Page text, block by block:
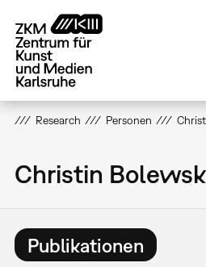
zum
Inhalt
Research Personen
Christin
Publikationen